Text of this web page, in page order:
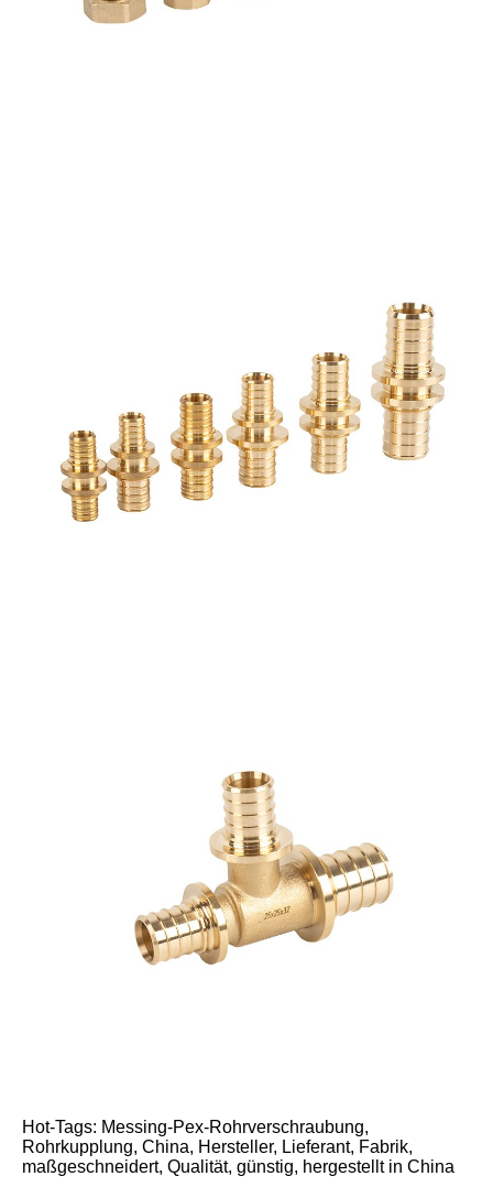
Hot-Tags: Messing-Pex-Rohrverschraubung,
Rohrkupplung, China, Hersteller, Lieferant, Fabrik,
maßgeschneidert, Qualität, günstig, hergestellt in China